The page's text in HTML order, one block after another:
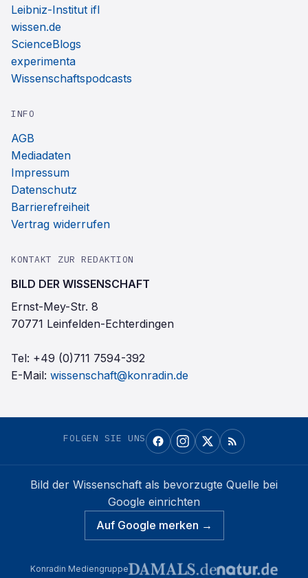
Leibniz-Institut ifl
wissen.de
ScienceBlogs
experimenta
Wissenschaftspodcasts
INFO
AGB
Mediadaten
Impressum
Datenschutz
Barrierefreiheit
Vertrag widerrufen
KONTAKT ZUR REDAKTION
BILD DER WISSENSCHAFT
Ernst-Mey-Str. 8
70771 Leinfelden-Echterdingen
Tel: +49 (0)711 7594-392
E-Mail: wissenschaft@konradin.de
FOLGEN SIE UNS
Bild der Wissenschaft als bevorzugte Quelle bei
Google einrichten
Auf Google merken →
Konradin Mediengruppe